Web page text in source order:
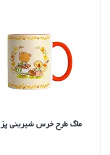
ماگ طرح خرس شيريني پز